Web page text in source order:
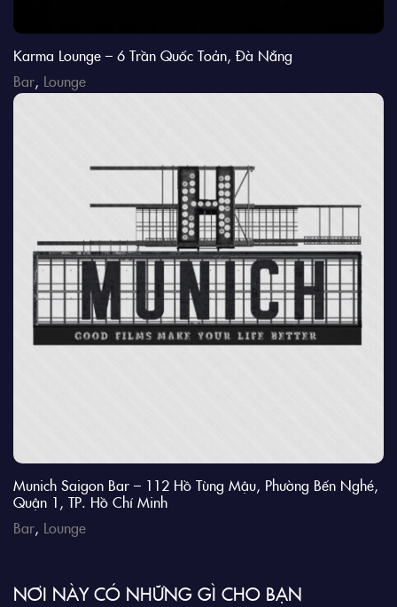
Karma Lounge – 6 Trần Quốc Toản, Đà Nẵng
Bar, Lounge
Munich Saigon Bar – 112 Hồ Tùng Mậu, Phường Bến Nghé,
Quận 1, TP. Hồ Chí Minh
Bar, Lounge
NƠI NÀY CÓ NHỮNG GÌ CHO BẠN